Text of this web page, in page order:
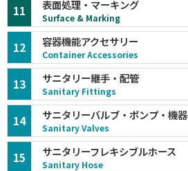
表面処理・マーキング
Surface & Marking
11
容器機能アクセサリー
Container Accessories
12
サニタリー継手・配管
Sanitary Fittings
13
サニタリーバルブ・ポンプ・機器
Sanitary Valves
14
サニタリーフレキシブルホース
Sanitary Hose
15